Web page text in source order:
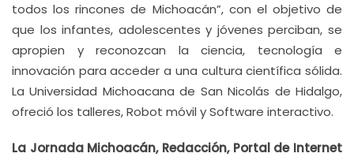
todos los rincones de Michoacán”, con el objetivo de
que los infantes, adolescentes y jóvenes perciban, se
apropien y reconozcan la ciencia, tecnología e
innovación para acceder a una cultura científica sólida.
La Universidad Michoacana de San Nicolás de Hidalgo,
ofreció los talleres, Robot móvil y Software interactivo.
La Jornada Michoacán, Redacción, Portal de Internet